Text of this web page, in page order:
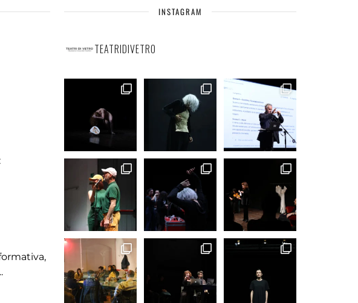
INSTAGRAM
TEATRIDIVETRO